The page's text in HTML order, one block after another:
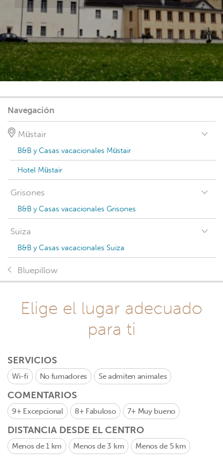
Navegación
Müstair
B&B y Casas vacacionales Müstair
Hotel Müstair
Grisones
B&B y Casas vacacionales Grisones
Suiza
B&B y Casas vacacionales Suiza
Bluepillow
Elige el lugar adecuado
para ti
SERVICIOS
Wi-fi No fumadores Se admiten animales
COMENTARIOS
9+ Excepcional 8+ Fabuloso 7+ Muy bueno
DISTANCIA DESDE EL CENTRO
Menos de 1 km Menos de 3 km Menos de 5 km